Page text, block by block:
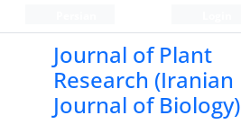
Journal of Plant
Research (Iranian
Journal of Biology)